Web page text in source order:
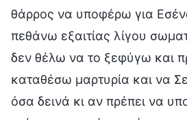
θάρρος να υποφέρω για
πεθάνω εξαιτίας λίγου
δεν θέλω να το ξεφύγω και
καταθέσω μαρτυρία και να
όσα δεινά κι αν πρέπει να